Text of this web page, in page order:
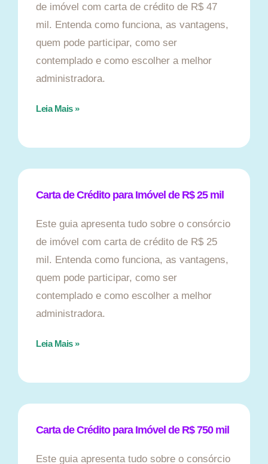
de imóvel com carta de crédito de R$ 47
mil. Entenda como funciona, as vantagens,
quem pode participar, como ser
contemplado e como escolher a melhor
administradora.
Leia Mais »
Carta de Crédito para Imóvel de R$ 25 mil
Este guia apresenta tudo sobre o consórcio
de imóvel com carta de crédito de R$ 25
mil. Entenda como funciona, as vantagens,
quem pode participar, como ser
contemplado e como escolher a melhor
administradora.
Leia Mais »
Carta de Crédito para Imóvel de R$ 750 mil
Este guia apresenta tudo sobre o consórcio